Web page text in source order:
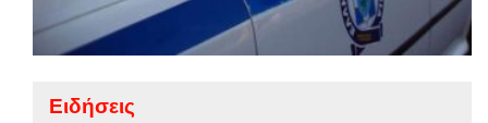
Ειδήσεις